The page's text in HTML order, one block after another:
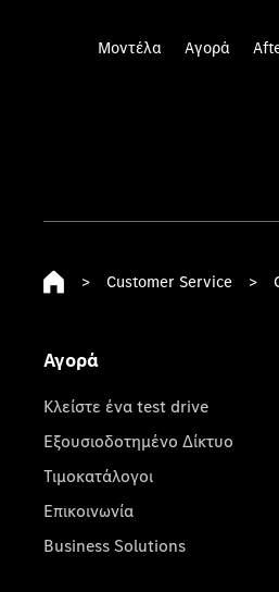
Μοντέλα Αγορά
> Customer Service >
Αγορά
Κλείστε ένα test drive
Εξουσιοδοτημένο Δίκτυο
Τιμοκατάλογοι
Επικοινωνία
Business Solutions